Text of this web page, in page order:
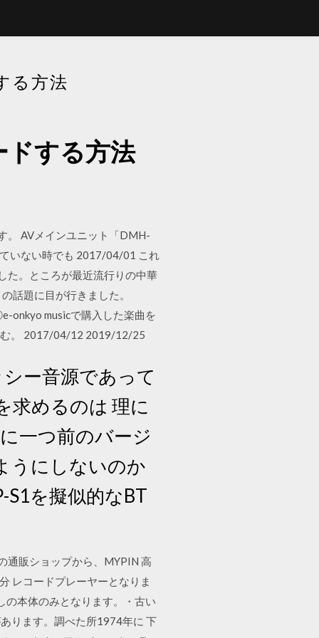
る方法
する方法
。 AVメインユニット「DMH-
いない時でも 2017/04/01 これ
た。ところが最近流行りの中華
話題に目が行きました。
onkyo musicで購入した楽曲を
む。 2017/04/12 2019/12/25
ー音源であって
求めるのは 理に
一つ前のバージ
うにしないのか
を擬似的なBT
通販ショップから、MYPIN 高
レコードプレーヤーとなりま
の本体のみとなります。・古い
ります。調べた所1974年に 下